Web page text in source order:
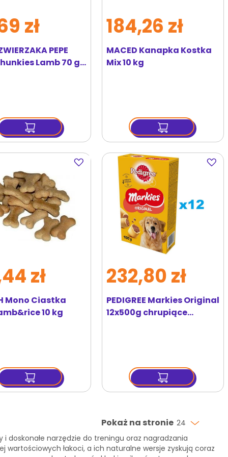
PEPE
Lamb 70 g
zł
MACED Kanapka Kostka
Mix 10 kg
184,26 zł
Dodaj
do
Mono Ciastka
10 kg
zł
Dodaj
do
PEDIGREE Markies Original
12x500g chrupiące
232,80 zł
Pokaż na stronie 24
doskonałe narzędzie do treningu oraz nagradzania
wartościowych łakoci, a ich naturalne wersje zyskują coraz